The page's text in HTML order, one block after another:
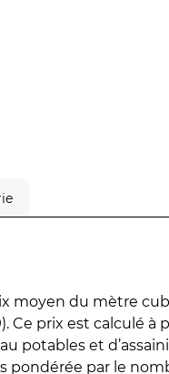
moyen du mètre
Ce prix est calculé à
potables et
pondérée par le